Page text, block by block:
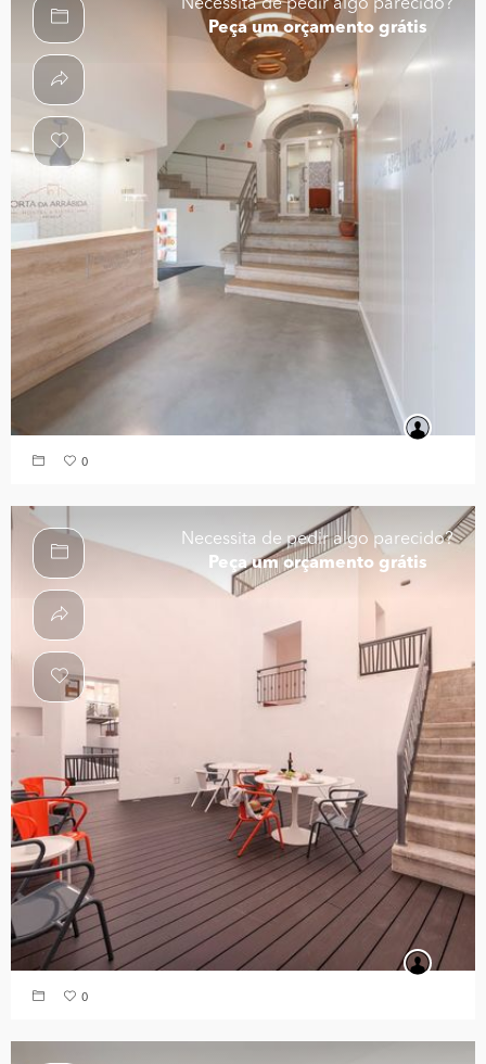
Necessita de pedir algo parecido?
Peça um orçamento grátis
0
Necessita de pedir algo parecido?
Peça um orçamento grátis
0